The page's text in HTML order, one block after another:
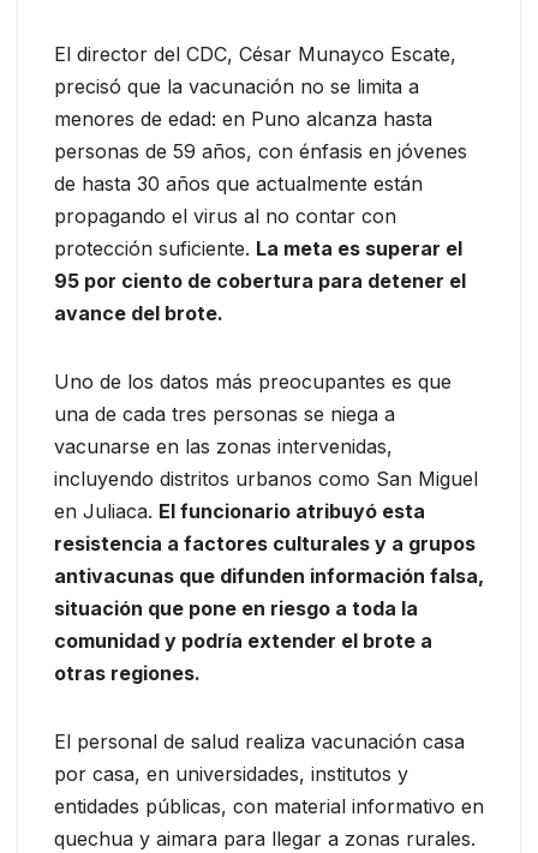
El director del CDC, César Munayco Escate,
precisó que la vacunación no se limita a
menores de edad: en Puno alcanza hasta
personas de 59 años, con énfasis en jóvenes
de hasta 30 años que actualmente están
propagando el virus al no contar con
protección suficiente. La meta es superar el
95 por ciento de cobertura para detener el
avance del brote.
Uno de los datos más preocupantes es que
una de cada tres personas se niega a
vacunarse en las zonas intervenidas,
incluyendo distritos urbanos como San Miguel
en Juliaca. El funcionario atribuyó esta
resistencia a factores culturales y a grupos
antivacunas que difunden información falsa,
situación que pone en riesgo a toda la
comunidad y podría extender el brote a
otras regiones.
El personal de salud realiza vacunación casa
por casa, en universidades, institutos y
entidades públicas, con material informativo en
quechua y aimara para llegar a zonas rurales.